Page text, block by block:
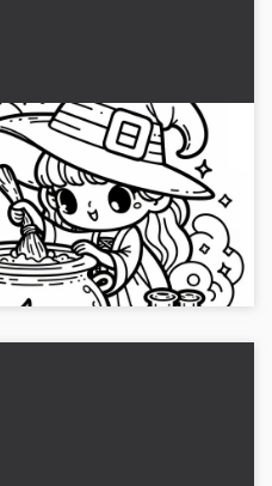
sin trylledrik i
til download
magiske heks brygge sin
Download den gratis
nu!...